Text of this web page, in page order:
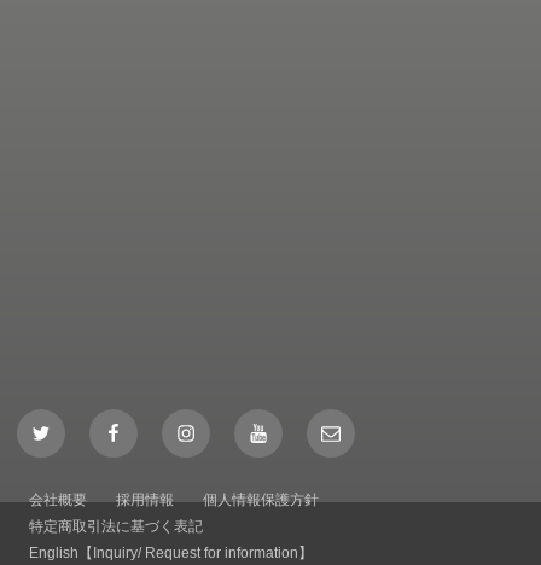
Twitter FacebookInstagramYouTubeMail
会社概要 採用情報
個人情報保護方針
特定商取引法に基づく表記
English【Inquiry/ Request for information】